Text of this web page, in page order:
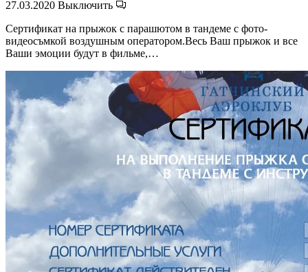
27.03.2020 Выключить
Сертификат на прыжок с парашютом в тандеме с фото-
видеосъмкой воздушным оператором.Весь Ваш прыжок и все
Ваши эмоции будут в фильме,…